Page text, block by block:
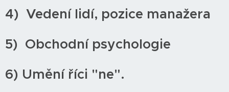
4) Vedení lidí, pozice manažera
5) Obchodní psychologie
6) Umění říci "ne".